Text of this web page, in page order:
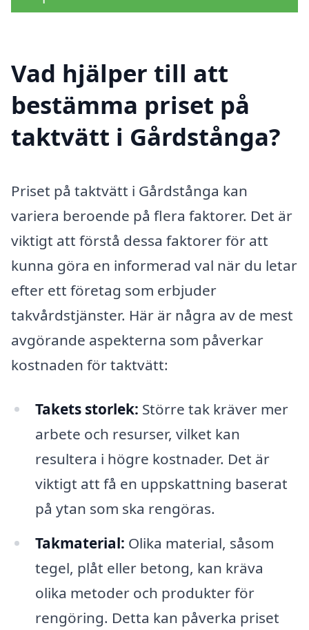
Vad hjälper till att
bestämma priset på
taktvätt i Gårdstånga?
Priset på taktvätt i Gårdstånga kan
variera beroende på flera faktorer. Det är
viktigt att förstå dessa faktorer för att
kunna göra en informerad val när du letar
efter ett företag som erbjuder
takvårdstjänster. Här är några av de mest
avgörande aspekterna som påverkar
kostnaden för taktvätt:
Takets storlek: Större tak kräver mer
arbete och resurser, vilket kan
resultera i högre kostnader. Det är
viktigt att få en uppskattning baserat
på ytan som ska rengöras.
Takmaterial: Olika material, såsom
tegel, plåt eller betong, kan kräva
olika metoder och produkter för
rengöring. Detta kan påverka priset